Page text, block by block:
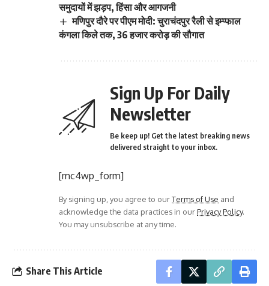
समुदायों में झड़प, हिंसा और आगजनी
मणिपुर दौरे पर पीएम मोदी: चुराचंदपुर रैली से इम्प्फाल
कंगला किले तक, 36 हजार करोड़ की सौगात
Sign Up For Daily
Newsletter
Be keep up! Get the latest breaking news
delivered straight to your inbox.
[mc4wp_form]
By signing up, you agree to ourTerms of Use and
acknowledge the data practices in ourPrivacy Policy.
You may unsubscribe at any time.
Share This Article